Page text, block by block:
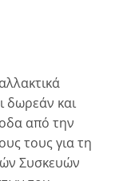
δωρεάν και
από την
τους για τη
Συσκευών